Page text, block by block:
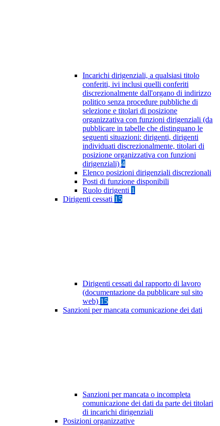
Incarichi dirigenziali, a qualsiasi titolo
conferiti, ivi inclusi quelli conferiti
discrezionalmente dall'organo di indirizzo
politico senza procedure pubbliche di
selezione e titolari di posizione
organizzativa con funzioni dirigenziali (da
pubblicare in tabelle che distinguano le
seguenti situazioni: dirigenti, dirigenti
individuati discrezionalmente, titolari di
posizione organizzativa con funzioni
dirigenziali) 4
Elenco posizioni dirigenziali discrezionali
Posti di funzione disponibili
Ruolo dirigenti 1
Dirigenti cessati 15
Dirigenti cessati dal rapporto di lavoro
(documentazione da pubblicare sul sito
web) 15
Sanzioni per mancata comunicazione dei dati
Sanzioni per mancata o incompleta
comunicazione dei dati da parte dei titolari
di incarichi dirigenziali
Posizioni organizzative